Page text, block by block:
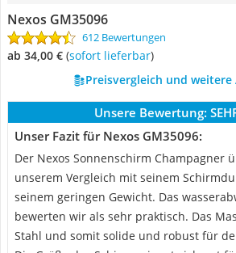
Nexos GM35096
612 Bewertungen
ab 34,00 € ( Sofort lieferbar)
Preisvergleich und weitere
Unsere Bewertung:
Unser Fazit für Nexos GM35096:
Der Nexos Sonnenschirm Champagner
unserem Vergleich mit seinem
seinem geringen Gewicht. Das
bewerten wir als sehr praktisch. Das
Stahl und somit solide und robust für